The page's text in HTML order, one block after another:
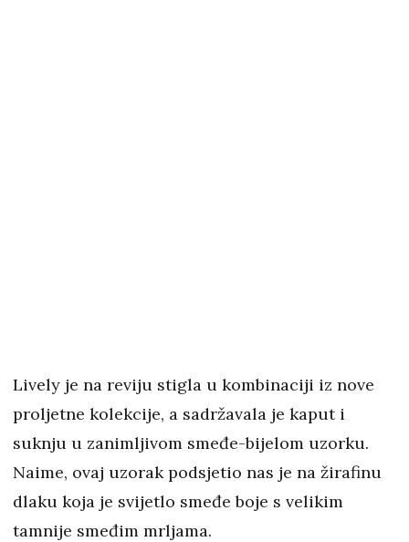
Lively je na reviju stigla u kombinaciji iz nove
proljetne kolekcije, a sadržavala je kaput i
suknju u zanimljivom smeđe-bijelom uzorku.
Naime, ovaj uzorak podsjetio nas je na žirafinu
dlaku koja je svijetlo smeđe boje s velikim
tamnije smeđim mrljama.